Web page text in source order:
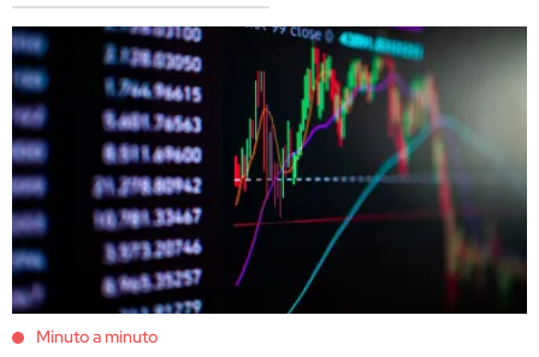
Minuto a minuto